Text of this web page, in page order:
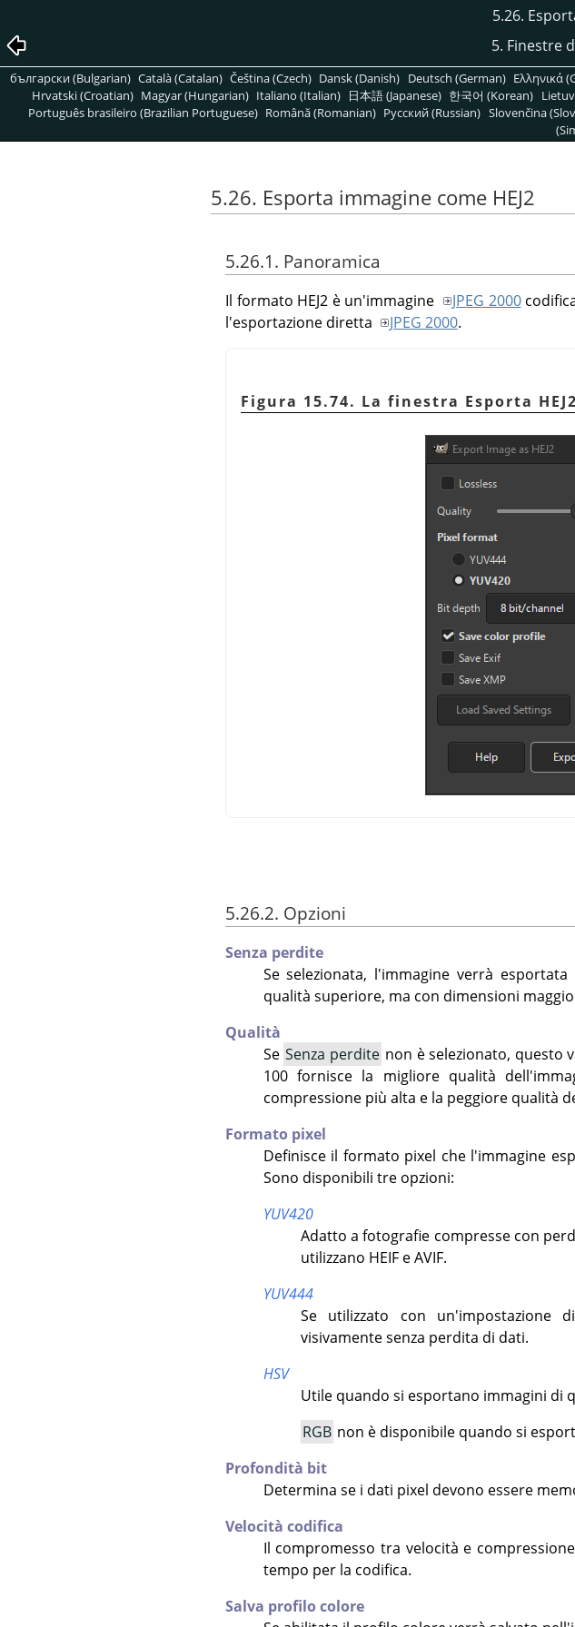
5.26.
5. Finestre
български (Bulgarian) Català (Catalan) Čeština (Czech) Dansk (Danish) Deutsch (German) Ελληνικά
Hrvatski (Croatian) Magyar (Hungarian) Italiano (Italian) 日本語 (Japanese) 한국어 (Korean)
Português brasileiro (Brazilian Portuguese) Română (Romanian) Pусский (Russian) Slovenčina
5.26. Esporta immagine come HEJ2
5.26.1. Panoramica
Il formato HEJ2 è un'immagine JPEG 2000
l'esportazione diretta
JPEG 2000.
Figura 15.74. La finestra Esporta HEJ2
5.26.2. Opzioni
Senza perdite
Se selezionata, l'immagine verrà
qualità superiore, ma con dimensioni
Qualità
Se Senza perdite non è selezionato, questo
100 fornisce la migliore qualità
compressione più alta e la peggiore qualità
Formato pixel
Definisce il formato pixel che l'immagine
Sono disponibili tre opzioni:
YUV420
Adatto a fotografie compresse con
utilizzano HEIF e AVIF.
YUV444
Se utilizzato con un'impostazione
visivamente senza perdita di dati.
HSV
Utile quando si esportano immagini di
RGB non è disponibile quando si
Profondità bit
Determina se i dati pixel devono essere
Velocità codifica
Il compromesso tra velocità e
tempo per la codifica.
Salva profilo colore